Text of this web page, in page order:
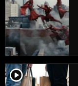
player2